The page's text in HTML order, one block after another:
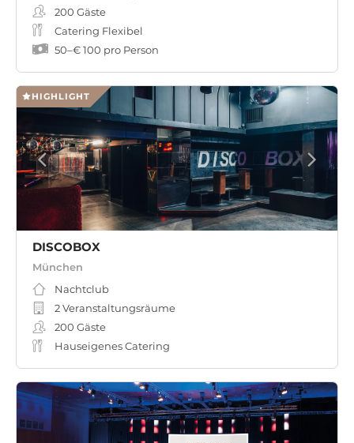
200 Gäste
Catering Flexibel
50–€ 100 pro Person
HIGHLIGHT
DISCOBOX
München
Nachtclub
2 Veranstaltungsräume
200 Gäste
Hauseigenes Catering